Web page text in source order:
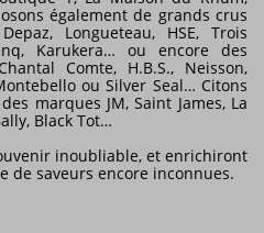
également de grands crus
Longueteau, HSE, Trois
Karukera… ou encore des
Comte, H.B.S., Neisson,
ou Silver Seal… Citons
marques JM, Saint James, La
Black Tot…
inoubliable, et enrichiront
de saveurs encore inconnues.